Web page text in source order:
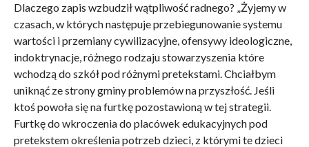
Dlaczego zapis wzbudził wątpliwość radnego? „Żyjemy w
czasach, w których następuje przebiegunowanie systemu
wartości i przemiany cywilizacyjne, ofensywy ideologiczne,
indoktrynacje, różnego rodzaju stowarzyszenia które
wchodzą do szkół pod różnymi pretekstami. Chciałbym
uniknąć ze strony gminy problemów na przyszłość. Jeśli
ktoś powoła się na furtkę pozostawioną w tej strategii.
Furtkę do wkroczenia do placówek edukacyjnych pod
pretekstem określenia potrzeb dzieci, z którymi te dzieci